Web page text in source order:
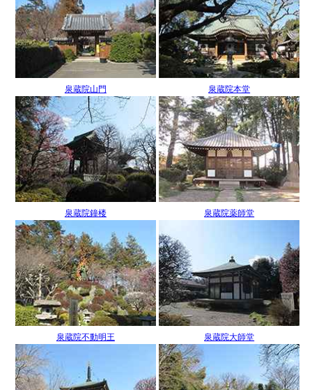
泉蔵院山門 泉蔵院本堂
泉蔵院鐘楼 泉蔵院薬師堂
泉蔵院不動明王 泉蔵院大師堂